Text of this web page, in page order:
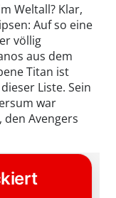
Weltall? Klar,
Auf so eine
völlig
aus dem
Titan ist
Liste. Sein
war
Avengers